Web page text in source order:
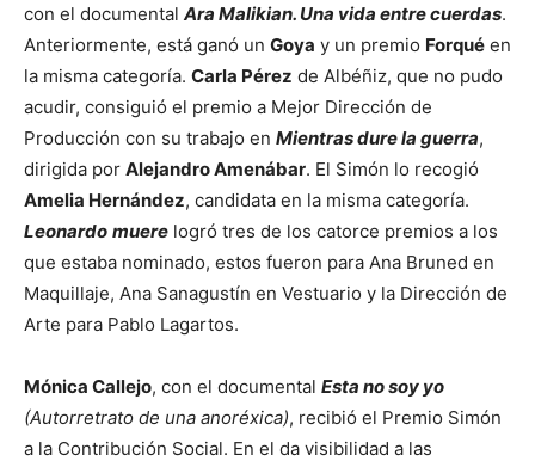
con el documental Ara Malikian. Una vida entre cuerdas.
Anteriormente, está ganó un Goya y un premio Forqué en
la misma categoría. Carla Pérez de Albéñiz, que no pudo
acudir, consiguió el premio a Mejor Dirección de
Producción con su trabajo en Mientras dure la guerra,
dirigida por Alejandro Amenábar. El Simón lo recogió
Amelia Hernández, candidata en la misma categoría.
Leonardo muere logró tres de los catorce premios a los
que estaba nominado, estos fueron para Ana Bruned en
Maquillaje, Ana Sanagustín en Vestuario y la Dirección de
Arte para Pablo Lagartos.
Mónica Callejo, con el documental Esta no soy yo
(Autorretrato de una anoréxica), recibió el Premio Simón
a la Contribución Social. En el da visibilidad a las